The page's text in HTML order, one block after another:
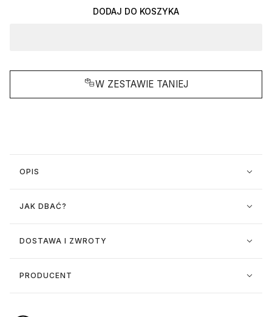
DODAJ DO KOSZYKA
W ZESTAWIE TANIEJ
OPIS
JAK DBAĆ?
DOSTAWA I ZWROTY
PRODUCENT